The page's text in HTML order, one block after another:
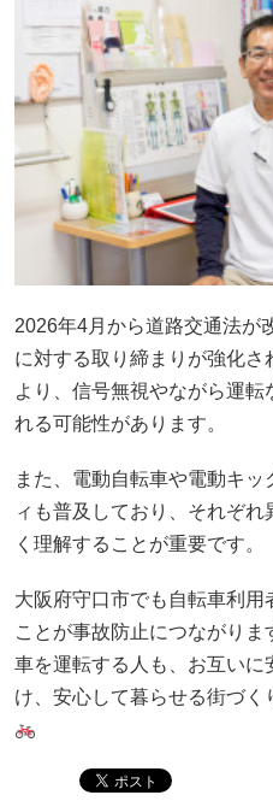
2026年4月から道路交通法が
に対する取り締まりが強化
より、信号無視やながら運
れる可能性があります。
また、電動自転車や電動キ
ィも普及しており、それぞ
く理解することが重要です。
大阪府守口市でも自転車利
ことが事故防止につながり
車を運転する人も、お互い
け、安心して暮らせる街づく